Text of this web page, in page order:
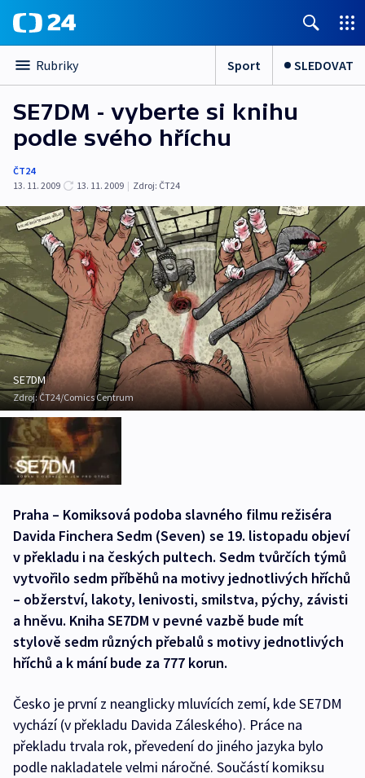
Rubriky Sport SLEDOVAT
SE7DM - vyberte si knihu
podle svého hříchu
ČT24
13. 11. 2009
13. 11. 2009 | Zdroj: ČT24
SE7DM
Zdroj:ČT24/Comics Centrum
Praha – Komiksová podoba slavného filmu režiséra
Davida Finchera Sedm (Seven) se 19. listopadu objeví
v překladu i na českých pultech. Sedm tvůrčích týmů
vytvořilo sedm příběhů na motivy jednotlivých hříchů
– obžerství, lakoty, lenivosti, smilstva, pýchy, závisti
a hněvu. Kniha SE7DM v pevné vazbě bude mít
stylově sedm různých přebalů s motivy jednotlivých
hříchů a k mání bude za 777 korun.
Česko je první z neanglicky mluvících zemí, kde SE7DM
vychází (v překladu Davida Záleského). Práce na
překladu trvala rok, převedení do jiného jazyka bylo
podle nakladatele velmi náročné. Součástí komiksu